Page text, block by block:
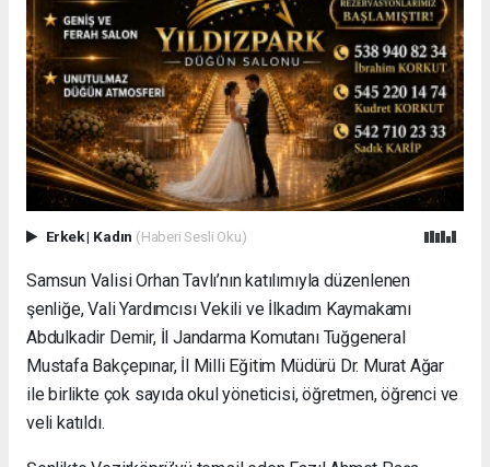
Erkek| Kadın (Haberi Sesli Oku)
Samsun Valisi Orhan Tavlı’nın katılımıyla düzenlenen
şenliğe, Vali Yardımcısı Vekili ve İlkadım Kaymakamı
Abdulkadir Demir, İl Jandarma Komutanı Tuğgeneral
Mustafa Bakçepınar, İl Milli Eğitim Müdürü Dr. Murat Ağar
ile birlikte çok sayıda okul yöneticisi, öğretmen, öğrenci ve
veli katıldı.